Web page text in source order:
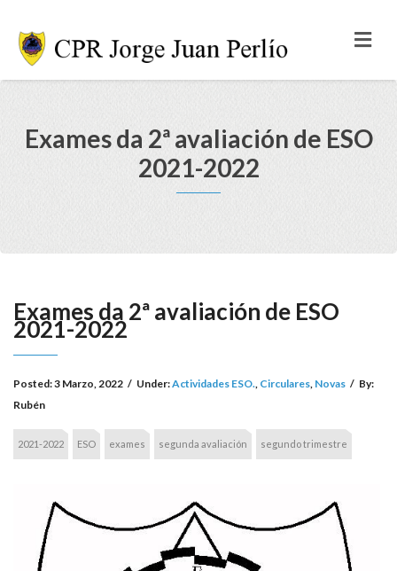
Exames da 2ª avaliación de ESO
2021-2022
Exames da 2ª avaliación de ESO
2021-2022
Posted:3 Marzo, 2022 / Under:Actividades ESO., Circulares, Novas / By:
Rubén
2021-2022 ESO exames segunda avaliación segundo trimestre